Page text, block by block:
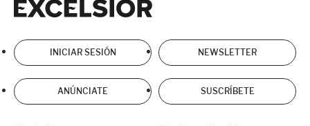
INICIAR SESIÓN NEWSLETTER
ANÚNCIATE SUSCRÍBETE